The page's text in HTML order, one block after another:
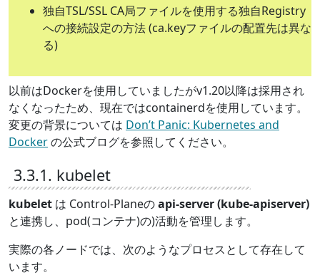
独自TSL/SSL CA局ファイルを使用する独自Registry
への接続設定の方法 (ca.keyファイルの配置先は異な
る)
以前はDockerを使用していましたがv1.20以降は採用され
なくなったため、現在ではcontainerdを使用しています。
変更の背景については Don’t Panic: Kubernetes and
Dockerの公式ブログを参照してください。
3.3.1. kubelet
kubelet は Control-Planeのapi-server (kube-apiserver)
と連携し、pod(コンテナ)の)活動を管理します。
実際の各ノードでは、次のようなプロセスとして存在して
います。